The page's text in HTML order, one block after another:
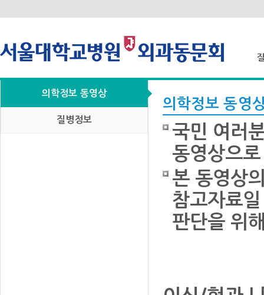
의학정보 동영상
질병정보
의학정보 동영
국민 여러
동영상으
본 동영상
참고자료
판단을 위